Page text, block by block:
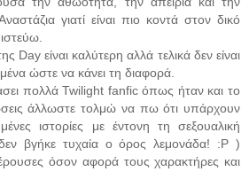
γιατί είναι πιο κοντά στον δικό
Day είναι καλύτερη αλλά τελικά δεν είναι
ώστε να κάνει τη διαφορά.
πολλά Twilight fanfic όπως ήταν και το
άλλωστε τολμώ να πω ότι υπάρχουν
ιστορίες με έντονη τη σεξουαλική
βγήκε τυχαία ο όρος λεμονάδα! :P )
όσον αφορά τους χαρακτήρες και